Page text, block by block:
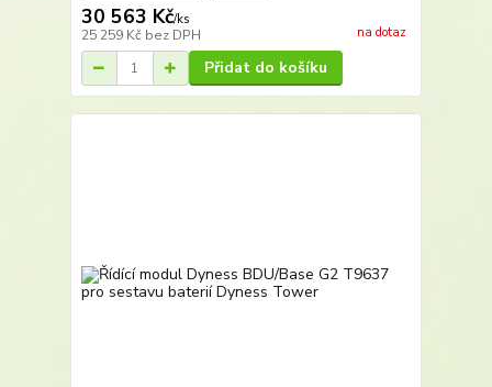
30 563 Kč/ks
25 259 Kč bez DPH na dotaz
Přidat do košíku